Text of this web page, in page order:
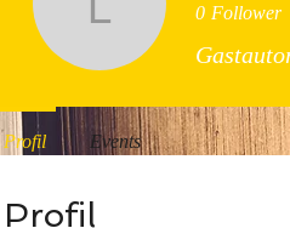
Profil
Leah0 Follower
Profil Events